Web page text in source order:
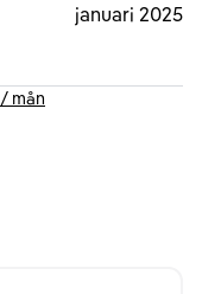
januari 2025
/ mån